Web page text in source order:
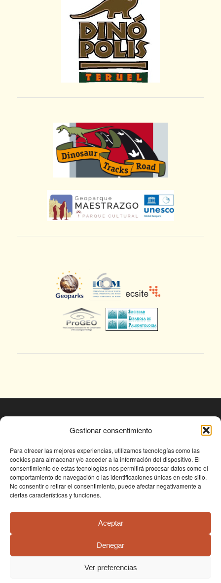
Gestionar consentimiento
Para ofrecer las mejores experiencias, utilizamos tecnologías como las
cookies para almacenar y/o acceder a la información del dispositivo. El
consentimiento de estas tecnologías nos permitirá procesar datos como el
comportamiento de navegación o las identificaciones únicas en este sitio.
No consentir o retirar el consentimiento, puede afectar negativamente a
ciertas características y funciones.
Aceptar
Denegar
Ver preferencias
© Fundación Conjunto Paleontológico de Teruel
Avda. Sagunto s/n, 44002 TERUEL,
Tlf: +34 978 61 76 30, email:
fundapolis@fundaciondinopolis.org
Política de privacidad